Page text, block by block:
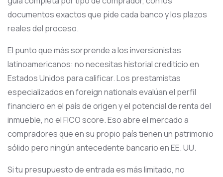
documentos exactos que pide cada banco y los plazos
reales del proceso.
El punto que más sorprende a los inversionistas
latinoamericanos: no necesitas historial crediticio en
Estados Unidos para calificar. Los prestamistas
especializados en foreign nationals evalúan el perfil
financiero en el país de origen y el potencial de renta del
inmueble, no el FICO score. Eso abre el mercado a
compradores que en su propio país tienen un patrimonio
sólido pero ningún antecedente bancario en EE. UU.
Si tu presupuesto de entrada es más limitado, no